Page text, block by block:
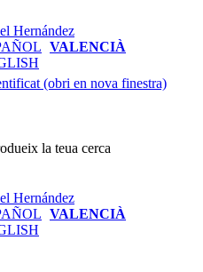
VALENCIÀ
(obri en nova finestra)
la teua cerca
VALENCIÀ